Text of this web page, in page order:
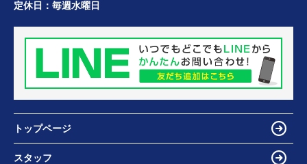
定休日： 毎週水曜日
トップページ
スタッフ